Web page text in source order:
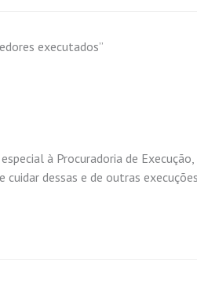
executados”
à Procuradoria de Execução,
dessas e de outras